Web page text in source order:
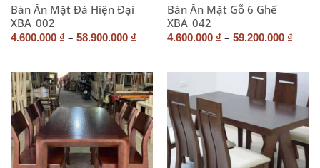
Bàn Ăn Mặt Đá Hiện Đại
XBA_002
4.600.000 ₫ – 58.900.000 ₫
Bàn Ăn Mặt Gỗ 6 Ghế
XBA_042
4.600.000 ₫ – 59.200.000 ₫